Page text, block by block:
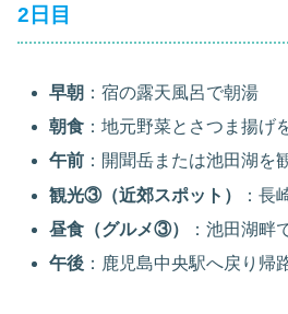
2日目
早朝 ：宿の露天風呂で朝湯
朝食 ：地元野菜とさつま揚げ
午前 ：開聞岳または池田湖を
観光③（近郊スポット）
：長
昼食（グルメ③）
：池田湖畔
午後 ：鹿児島中央駅へ戻り帰